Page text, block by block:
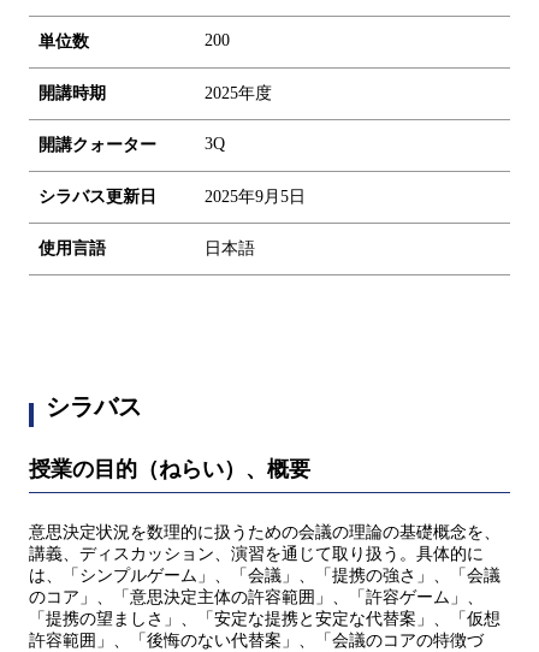
単位数 200
開講時期 2025年度
開講クォーター 3Q
シラバス更新日 2025年9月5日
使用言語 日本語
シラバス
授業の目的（ねらい）、概要
意思決定状況を数理的に扱うための会議の理論の基礎概念を、
講義、ディスカッション、演習を通じて取り扱う。具体的に
は、「シンプルゲーム」、「会議」、「提携の強さ」、「会議
のコア」、「意思決定主体の許容範囲」、「許容ゲーム」、
「提携の望ましさ」、「安定な提携と安定な代替案」、「仮想
許容範囲」、「後悔のない代替案」、「会議のコアの特徴づ